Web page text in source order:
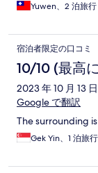
Yuwen、2 泊旅行
宿泊者限定の口コミ
10/10 (最高
2023 年 10 月 13 日
Google で翻訳
The surrounding
Gek Yin、1 泊旅行